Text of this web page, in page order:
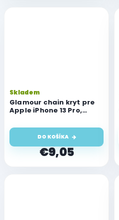
Glamour chain kryt pre
Apple iPhone 13 Pro,
Skladem
€9,05
DO KOŠÍKA